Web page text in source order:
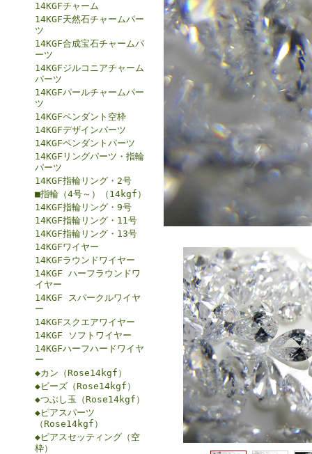
14KGFチャーム
14KGF天然石チャームパー
ツ
14KGF合成宝石チャームパ
ーツ
14KGFジルコニアチャーム
パーツ
14KGFパールチャームパー
ツ
14KGFペンダント空枠
14KGFデザインパーツ
14KGFペンダントパーツ
14KGFリングパーツ・指輪
パーツ
14KGF指輪リング・2号
■指輪（4号～）（14kgf）
14KGF指輪リング・9号
14KGF指輪リング・11号
14KGF指輪リング・13号
14KGFワイヤー
14KGFラウンドワイヤー
14KGF ハーフラウンドワ
イヤー
14KGF スパークルワイヤ
ー
14KGFスクエアワイヤー
14KGF ソフトワイヤー
14KGFハーフハードワイヤ
ー
◆カン（Rose14kgf）
◆ビーズ（Rose14kgf）
◆つぶし玉（Rose14kgf）
◆ピアスパーツ
（Rose14kgf）
◆ピアスセッティング（空
枠）